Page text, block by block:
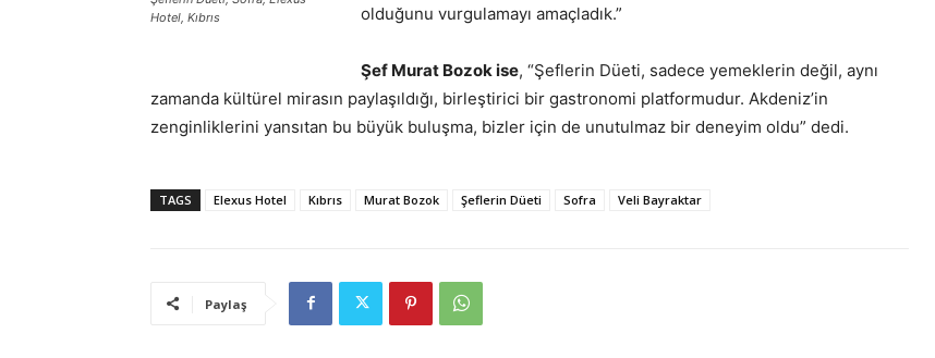
Hotel, Kıbrıs
olduğunu vurgulamayı amaçladık.”
Şef Murat Bozok ise, “Şeflerin Düeti, sadece yemeklerin değil, aynı
zamanda kültürel mirasın paylaşıldığı, birleştirici bir gastronomi platformudur. Akdeniz’in
zenginliklerini yansıtan bu büyük buluşma, bizler için de unutulmaz bir deneyim oldu” dedi.
TAGS Elexus Hotel Kıbrıs Murat Bozok Şeflerin Düeti Sofra Veli Bayraktar
Paylaş